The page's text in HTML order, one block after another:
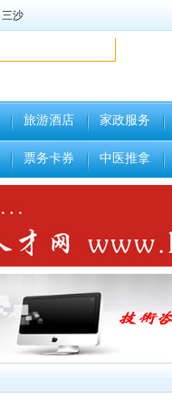
三沙
旅游酒店 家政服务
票务卡券 中医推拿